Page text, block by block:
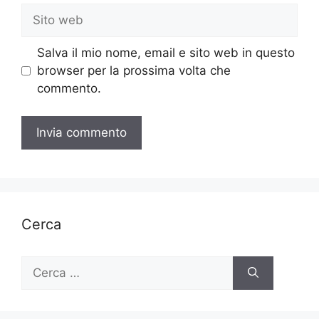
Sito
web
Salva il mio nome, email e sito web in questo
browser per la prossima volta che
commento.
Cerca
per: